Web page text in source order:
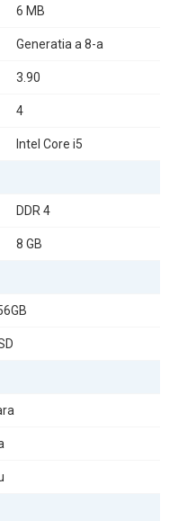
Dell Latitude 3310 se
de carduri, oferindu-vă
Dell Latitude 3310 este
Experimentați tehnologia
6 MB
Generatia a 8-a
3.90
4
Intel Core i5
DDR 4
8 GB